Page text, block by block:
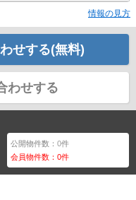
情報の見方
せする(無料)
わせする
公開物件数：0件
会員物件数：0件